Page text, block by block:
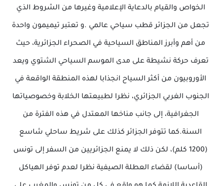
الخواص والقيام بالدعاية الإعلامية وغيرها من الشروط الذي
تجعل من الجزائر قطب سياحي عالمي .و تعتبر تيميمون واحدة
من أهم وأبرز المناطق السياحية في الصحراء الجزائرية، حيث
تعرف حركة نشيطة على مدى الموسم السياحي الشتوي ويعد
الأوروبيون من أكثر السياح انجذابا لهذه المنطقة الواقعة في
الجنوب الغربي الجزائري، نظرا لطبيعتها الخلابة وخصوصياتها
الجغرافية، إلى جانب مناخها المعتدل في هذه الفترة من
السنة.كما تتوفر الجزائر كذلك على شريط ساحلي شاسع
(1200 كلم)، لكن ذلك لا يمنع الجزائريين من السفر إلى تونس
(أساسا) لقضاء العطلة الصيفية نظرا لعدم توفر الهياكل